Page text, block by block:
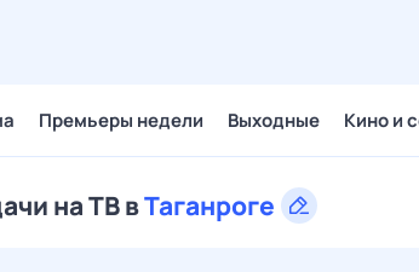
Премьеры недели Выходные Кино и
на ТВ вТаганроге